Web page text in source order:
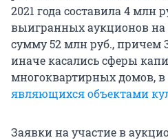
2021 года составила 4 млн
выигранных аукционов на
сумму 52 млн руб., причем
иначе касались сферы
многоквартирных домов, в
являющихся объектами
Заявки на участие в